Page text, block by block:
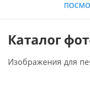
Каталог
Изображения для